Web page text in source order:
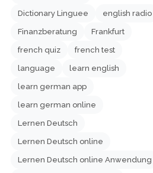
Dictionary Linguee english radio
Finanzberatung Frankfurt
french quiz french test
language learn english
learn german app
learn german online
Lernen Deutsch
Lernen Deutsch online
Lernen Deutsch online Anwendung